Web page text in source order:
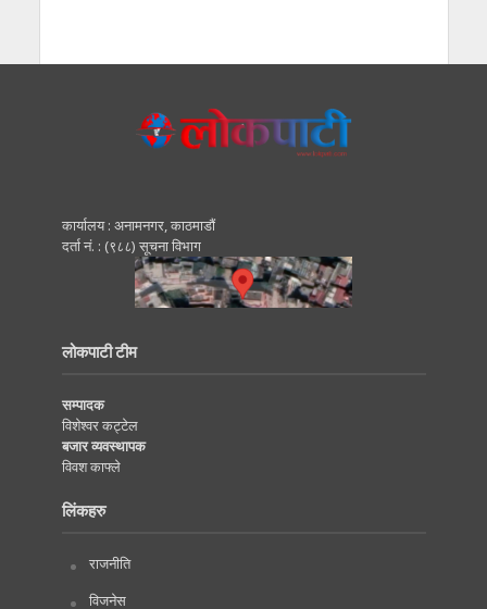
कार्यालय : अनामनगर, काठमाडाैं
दर्ता नं. : (९८८) सूचना विभाग
लोकपाटी टीम
सम्पादक
विशेश्वर कट्टेल
बजार व्यवस्थापक
विवश काफ्ले
लिंकहरु
राजनीति
विजनेस